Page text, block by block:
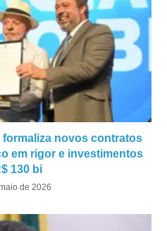
novos contratos
em rigor e investimentos
130 bi
de 2026